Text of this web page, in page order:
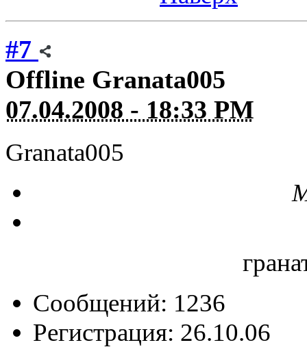
#7
Offline Granata005
07.04.2008 - 18:33 PM
Granata005
Сообщений: 1236
Регистрация: 26.10.06